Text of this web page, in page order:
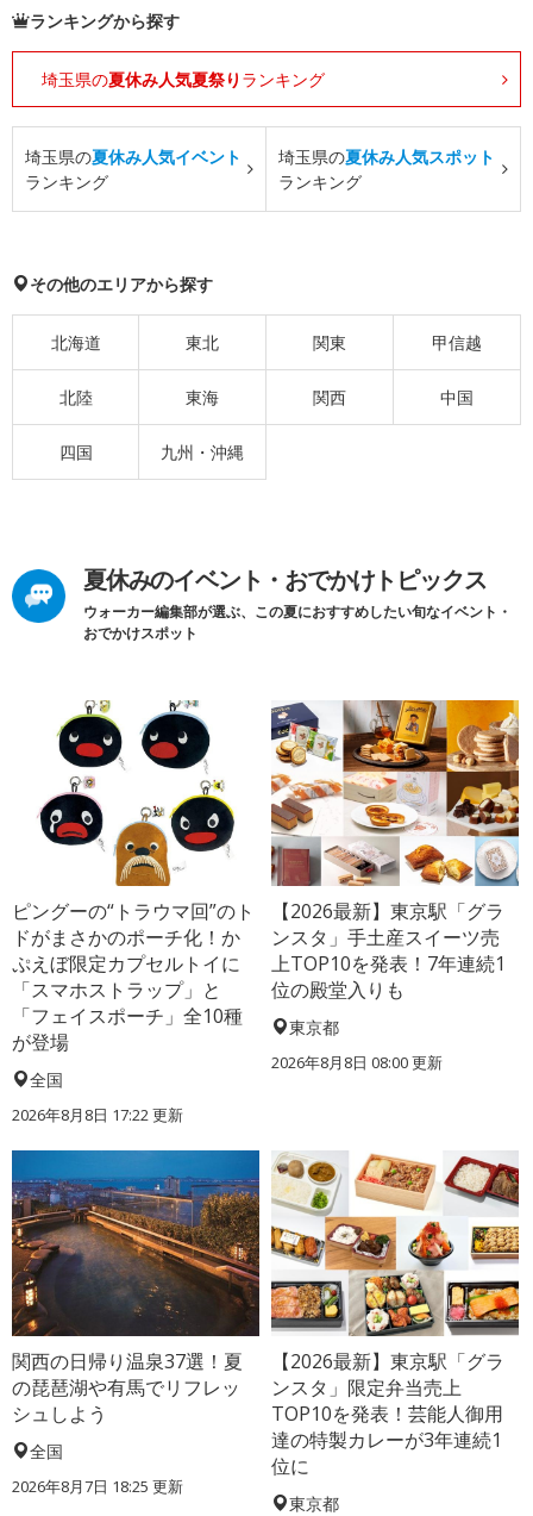
ランキングから探す
埼玉県の夏休み人気夏祭り ランキング
埼玉県の夏休み人気イベント
ランキング
埼玉県の夏休み人気スポット
ランキング
その他のエリアから探す
北海道 東北 関東 甲信越
北陸 東海 関西 中国
四国 九州・沖縄
夏休みのイベント・おでかけトピックス
ウォーカー編集部が選ぶ、この夏におすすめしたい旬なイベント・
おでかけスポット
ピングーの“トラウマ回”のト
ドがまさかのポーチ化！か
ぷえぼ限定カプセルトイに
「スマホストラップ」と
「フェイスポーチ」全10種
が登場
全国
2026年8月8日 17:22更新
【2026最新】東京駅「グラ
ンスタ」手土産スイーツ売
上TOP10を発表！7年連続1
位の殿堂入りも
東京都
2026年8月8日 08:00更新
関西の日帰り温泉37選！夏
の琵琶湖や有馬でリフレッ
シュしよう
全国
2026年8月7日 18:25 更新
【2026最新】東京駅「グラ
ンスタ」限定弁当売上
TOP10を発表！芸能人御用
達の特製カレーが3年連続1
位に
東京都